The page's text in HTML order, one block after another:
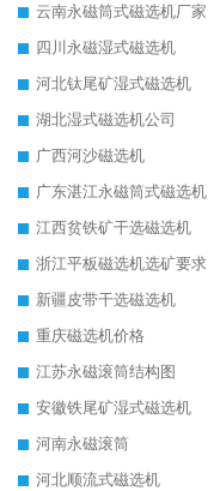
云南永磁筒式磁选机厂家
四川永磁湿式磁选机
河北钛尾矿湿式磁选机
湖北湿式磁选机公司
广西河沙磁选机
广东湛江永磁筒式磁选机
江西贫铁矿干选磁选机
浙江平板磁选机选矿要求
新疆皮带干选磁选机
重庆磁选机价格
江苏永磁滚筒结构图
安徽铁尾矿湿式磁选机
河南永磁滚筒
河北顺流式磁选机